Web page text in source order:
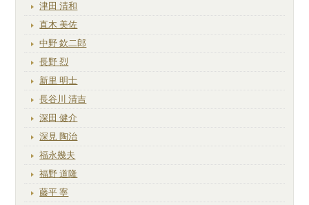
津田 清和
直木 美佐
中野 欽二郎
長野 烈
新里 明士
長谷川 清吉
深田 健介
深見 陶治
福永幾夫
福野 道隆
藤平 寧